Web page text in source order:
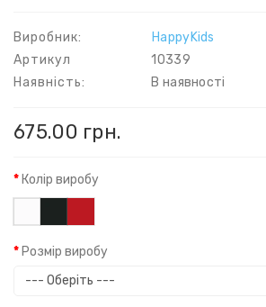
Виробник:
HappyKids
Артикул
10339
Наявність:
В наявності
675.00 грн.
Колір виробу
Розмір виробу